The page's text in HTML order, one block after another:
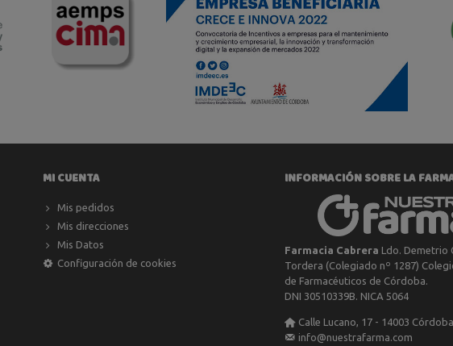
MI CUENTA
Mis pedidos
Mis direcciones
Mis Datos
Configuración de cookies
INFORMACIÓN SOBRE LA
Farmacia Cabrera Ldo. Demetrio
Tordera (Colegiado nº 1287)
de Farmacéuticos de Córdoba.
DNI 30510339B. NICA 5064
Calle Lucano, 17 - 14003 Córdoba
info@nuestrafarma.com